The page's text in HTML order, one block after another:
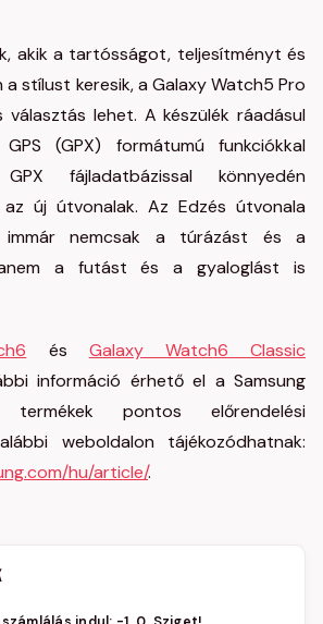
akik a tartósságot, teljesítményt és
stílust keresik, a Galaxy Watch5 Pro
választás lehet. A készülék ráadásul
(GPX) formátumú funkciókkal
fájladatbázissal könnyedén
új útvonalak. Az Edzés útvonala
immár nemcsak a túrázást és a
a futást és a gyaloglást is
és Galaxy Watch6 Classic
információ érhető el a Samsung
pontos előrendelési
weboldalon tájékozódhatnak:
hu/article/.